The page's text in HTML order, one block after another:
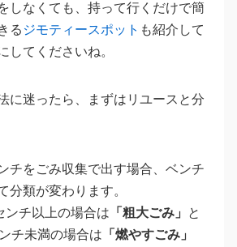
しなくても、持って行くだけで簡
る ジモティースポット も紹介して
してくださいね。
に迷ったら、まずはリユースと分
チをごみ収集で出す場合、ベンチ
分類が変わります。
ンチ以上の場合は 「粗大ごみ」
と
チ未満の場合は 「燃やすごみ」